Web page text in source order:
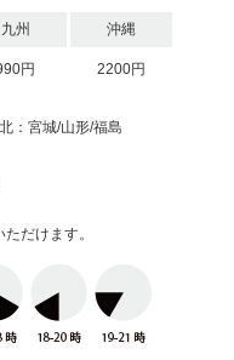
九州 沖縄
円 2200円
：宮城/山形/福島
だけます。